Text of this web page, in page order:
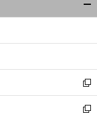
ィ
ン
ウ
開
く
新
し
い
新